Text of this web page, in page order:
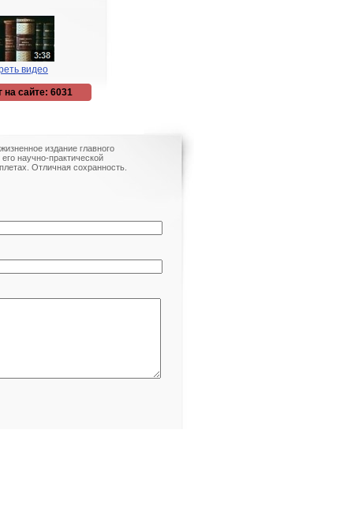
видео
на сайте: 6031
издание главного
научно-практической
Отличная сохранность.